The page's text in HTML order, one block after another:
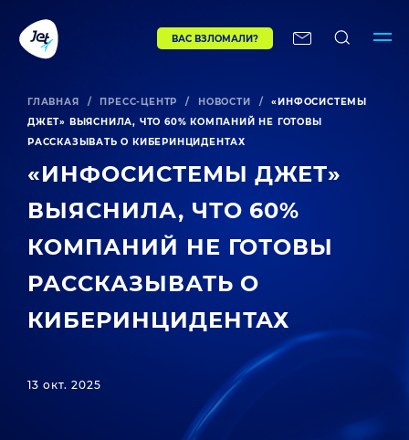
ВАС ВЗЛОМАЛИ?
ГЛАВНАЯ / ПРЕСС-ЦЕНТР / НОВОСТИ /
«ИНФОСИСТЕМЫ
ДЖЕТ» ВЫЯСНИЛА, ЧТО 60% КОМПАНИЙ НЕ ГОТОВЫ
РАССКАЗЫВАТЬ О КИБЕРИНЦИДЕНТАХ
«ИНФОСИСТЕМЫ ДЖЕТ»
ВЫЯСНИЛА, ЧТО 60%
КОМПАНИЙ НЕ ГОТОВЫ
РАССКАЗЫВАТЬ О
КИБЕРИНЦИДЕНТАХ
13 окт. 2025